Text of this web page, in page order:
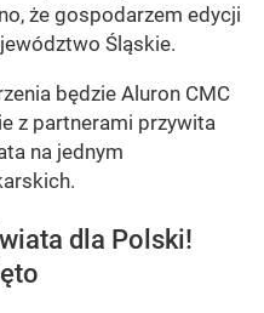
że gospodarzem edycji
Śląskie.
będzie Aluron CMC
z partnerami przywita
na jednym
dla Polski!